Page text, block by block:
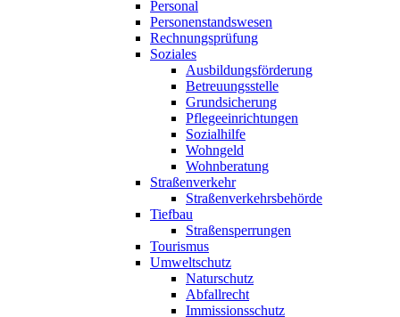
Personal
Personenstandswesen
Rechnungsprüfung
Soziales
Ausbildungsförderung
Betreuungsstelle
Grundsicherung
Pflegeeinrichtungen
Sozialhilfe
Wohngeld
Wohnberatung
Straßenverkehr
Straßenverkehrsbehörde
Tiefbau
Straßensperrungen
Tourismus
Umweltschutz
Naturschutz
Abfallrecht
Immissionsschutz